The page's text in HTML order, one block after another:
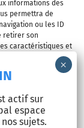
informations des
permettra de
ou les ID
retirer son
caractéristiques et
réservés |
actif sur
espace
sujets.